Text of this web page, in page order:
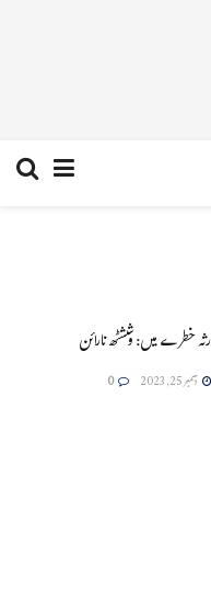
خطرے میں: وششٹھ نارائن
دسمبر 25, 2023 0